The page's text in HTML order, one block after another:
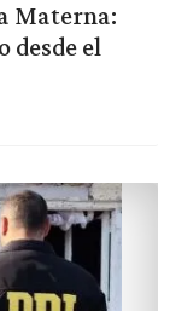
Materna:
el